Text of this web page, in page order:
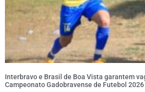
Interbravo e Brasil de Boa Vista garantem
Campeonato Gadobravense de Futebol 2026